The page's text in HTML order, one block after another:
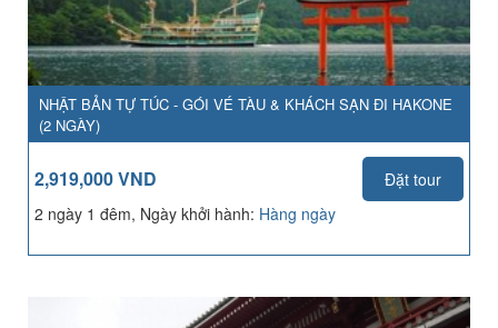
NHẬT BẢN TỰ TÚC - GÓI VÉ TÀU & KHÁCH SẠN ĐI HAKONE
(2 NGÀY)
2,919,000 VND
Đặt tour
2 ngày 1 đêm, Ngày khởi hành: Hàng ngày